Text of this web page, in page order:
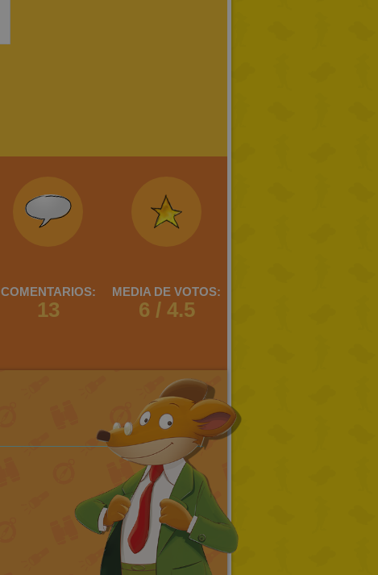
COMENTARIOS:
13
MEDIA DE VOTOS:
6 / 4.5